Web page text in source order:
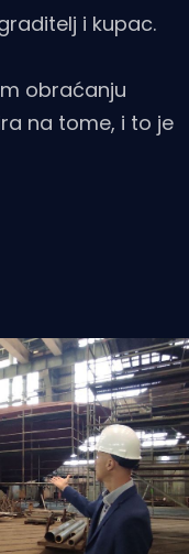
i kupac.
obraćanju
na tome, i to je